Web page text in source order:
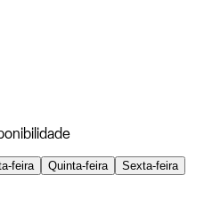
feira Quinta-feira
Sexta-feira